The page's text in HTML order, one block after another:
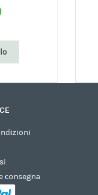
consegna